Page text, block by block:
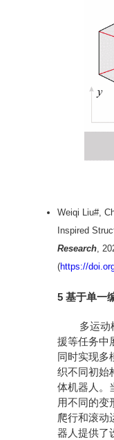
Weiqi Liu#,
Inspired
Research ,
(https://
5 基于单一
多运动模
援等任务中
同时实现多
织不同初始
体机器人。
用不同的变
爬行和滚动
器人提供了